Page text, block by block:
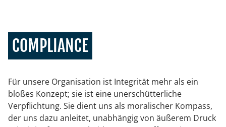
COMPLIANCE
Für unsere Organisation ist Integrität mehr als ein
bloßes Konzept; sie ist eine unerschütterliche
Verpflichtung. Sie dient uns als moralischer Kompass,
der uns dazu anleitet, unabhängig von äußerem Druck